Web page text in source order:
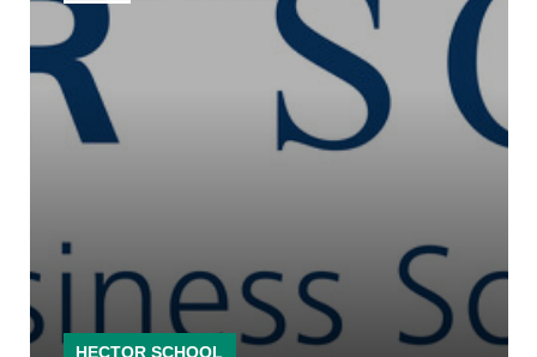
HECTOR SCHOOL